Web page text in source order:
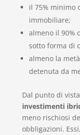
il 75% minimo
immobiliare;
almeno il 90%
sotto forma di
almeno la
detenuta da
Dal punto di
investimenti
meno rischiosi
obbligazioni.